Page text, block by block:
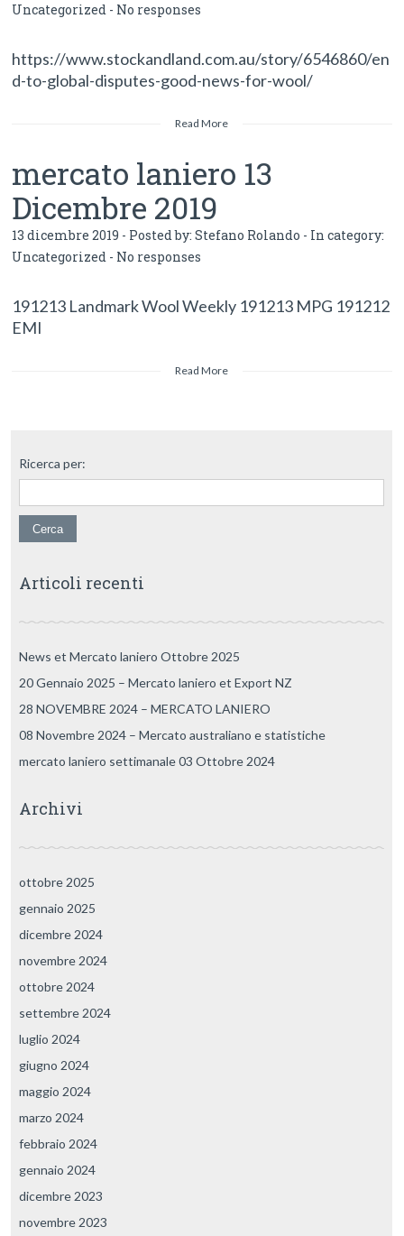
Uncategorized - No responses
https://www.stockandland.com.au/story/6546860/en
d-to-global-disputes-good-news-for-wool/
Read More
mercato laniero 13
Dicembre 2019
13 dicembre 2019 - Posted by:Stefano Rolando - In category:
Uncategorized - No responses
191213 Landmark Wool Weekly 191213 MPG 191212
EMI
Read More
Ricerca per:
Articoli recenti
News et Mercato laniero Ottobre 2025
20 Gennaio 2025 – Mercato laniero et Export NZ
28 NOVEMBRE 2024 – MERCATO LANIERO
08 Novembre 2024 – Mercato australiano e statistiche
mercato laniero settimanale 03 Ottobre 2024
Archivi
ottobre 2025
gennaio 2025
dicembre 2024
novembre 2024
ottobre 2024
settembre 2024
luglio 2024
giugno 2024
maggio 2024
marzo 2024
febbraio 2024
gennaio 2024
dicembre 2023
novembre 2023